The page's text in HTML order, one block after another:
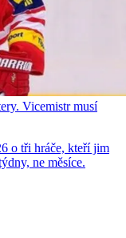
Vicemistr musí
o tři hráče, kteří jim
ne měsíce.